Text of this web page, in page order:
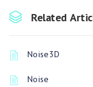
Related
Noise3D
Noise